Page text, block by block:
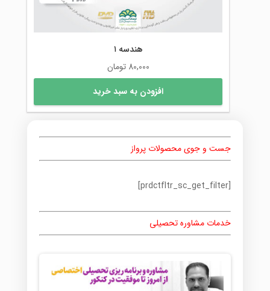
هندسه ۱
80,000 تومان
افزودن به سبد خرید
جست و جوی محصولات پرواز
[prdctfltr_sc_get_filter]
خدمات مشاوره تحصیلی